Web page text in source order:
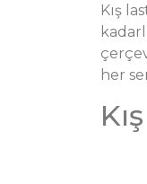
Kış
her